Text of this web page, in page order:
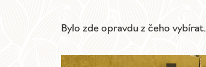
Bylo zde opravdu z čeho vybírat.